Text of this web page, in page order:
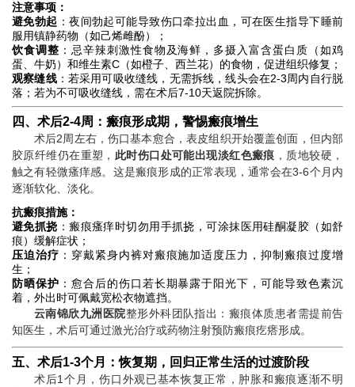
注意事项：
避免勃起 ：夜间勃起可能导致伤口牵拉出血，可在医生指导下睡前
服用镇静药物（如己烯雌酚）；
饮食调整 ：忌辛辣刺激性食物及海鲜，多摄入富含蛋白质（如鸡
蛋、牛奶）和维生素C（如橙子、西兰花）的食物，促进组织修复；
观察缝线：若采用可吸收缝线，无需拆线，线头会在2-3周内自行脱
落；若为不可吸收缝线，需在术后7-10天返院拆除。
四、术后2-4周：瘢痕形成期，警惕瘢痕增生
术后2周左右，伤口基本愈合，表皮组织开始覆盖创面，但内部
胶原纤维仍在重塑， 此时伤口处可能出现淡红色瘢痕 ，质地较硬，
触之有轻微瘙痒感。这是瘢痕形成的正常表现，通常会在3-6个月内
逐渐软化、淡化。
抗瘢痕措施：
避免抓挠 ：瘢痕瘙痒时切勿用手抓挠，可涂抹医用硅酮凝胶（如舒
痕）缓解症状；
压迫治疗 ：穿戴紧身内裤对瘢痕施加适度压力，抑制瘢痕过度增
生；
防晒保护 ：愈合后的伤口若长期暴露于阳光下，可能导致色素沉
着，外出时可佩戴宽松衣物遮挡。
云南锦欣九洲医院整形外科团队指出：瘢痕体质患者需提前告
知医生，术后可通过激光治疗或药物注射预防瘢痕疙瘩形成。
五、术后1-3个月：恢复期，回归正常生活的过渡阶段
术后1个月，伤口外观已基本恢复正常，肿胀和瘢痕逐渐不明